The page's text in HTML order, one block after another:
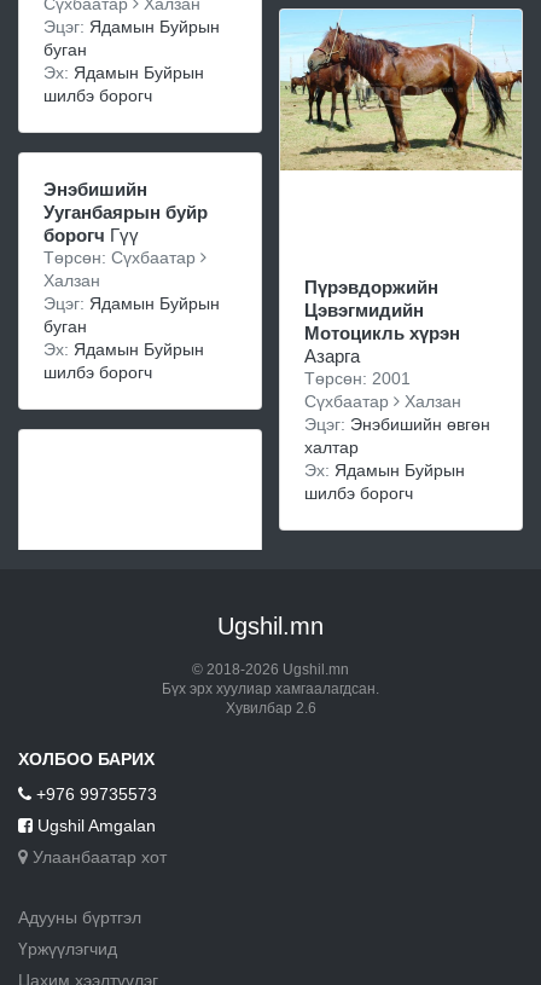
Эцэг: Ядамын Буйрын
буган
Эх: Ядамын Буйрын
шилбэ борогч
Энэбишийн
Ууганбаярын буйр
борогч Гүү
Төрсөн: Сүхбаатар
Халзан
Эцэг: Ядамын Буйрын
буган
Эх: Ядамын Буйрын
шилбэ борогч
Пүрэвдоржийн
Цэвэгмидийн
Мотоцикль хүрэн
Азарга
Төрсөн: 2001
Сүхбаатар
Халзан
Эцэг: Энэбишийн өвгөн
халтар
Эх: Ядамын Буйрын
шилбэ борогч
Ugshil.mn
© 2018-2026 Ugshil.mn
Бүх эрх хуулиар хамгаалагдсан.
Хувилбар 2.6
ХОЛБОО БАРИХ
+976 99735573
Ugshil Amgalan
Улаанбаатар хот
Адууны бүртгэл
Үржүүлэгчид
Цахим хээлтүүлэг